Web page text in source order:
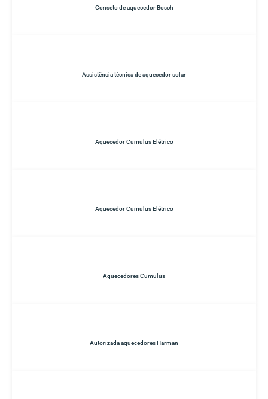
Conseto de aquecedor Bosch
Assistência técnica de aquecedor solar
Aquecedor Cumulus Elétrico
Aquecedor Cumulus Elétrico
Aquecedores Cumulus
Autorizada aquecedores Harman